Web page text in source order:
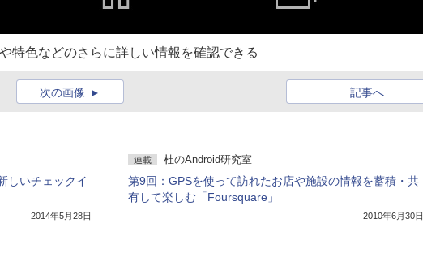
特色などのさらに詳しい情報を確認できる
記事へ
次の画像
しいチェックイ
2014年5月28日
連載 杜のAndroid研究室
第9回：GPSを使って訪れたお店や施設の情報を蓄積・共
有して楽しむ「Foursquare」
2010年6月30日